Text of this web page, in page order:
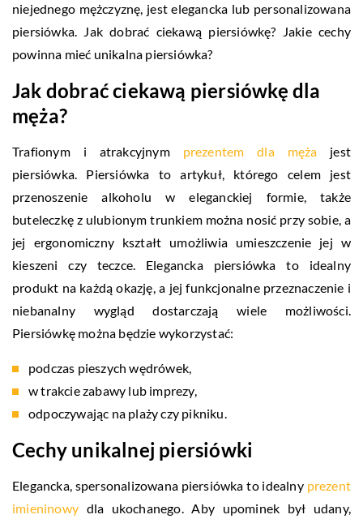
niejednego mężczyznę, jest elegancka lub personalizowana
piersiówka. Jak dobrać ciekawą piersiówkę? Jakie cechy
powinna mieć unikalna piersiówka?
Jak dobrać ciekawą piersiówkę dla
męża?
Trafionym i atrakcyjnym prezentem dla męża jest
piersiówka. Piersiówka to artykuł, którego celem jest
przenoszenie alkoholu w eleganckiej formie, także
buteleczkę z ulubionym trunkiem można nosić przy sobie, a
jej ergonomiczny kształt umożliwia umieszczenie jej w
kieszeni czy teczce. Elegancka piersiówka to idealny
produkt na każdą okazję, a jej funkcjonalne przeznaczenie i
niebanalny wygląd dostarczają wiele możliwości.
Piersiówkę można będzie wykorzystać:
podczas pieszych wędrówek,
w trakcie zabawy lub imprezy,
odpoczywając na plaży czy pikniku.
Cechy unikalnej piersiówki
Elegancka, spersonalizowana piersiówka to idealnyprezent
imieninowy dla ukochanego. Aby upominek był udany,